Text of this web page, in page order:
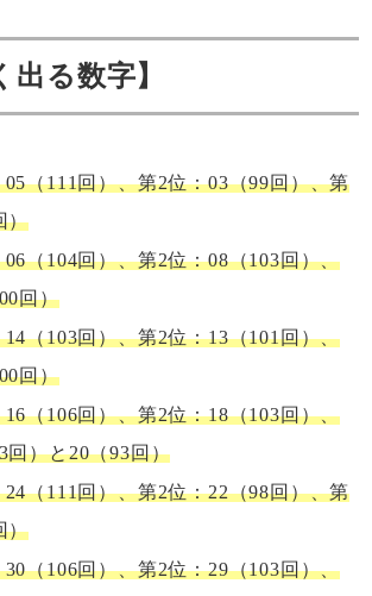
く出る数字】
（111回）、第2位：03（99回）、第
）
（104回）、第2位：08（103回）、
回）
（103回）、第2位：13（101回）、
回）
（106回）、第2位：18（103回）、
回）と20（93回）
（111回）、第2位：22（98回）、第
）
（106回）、第2位：29（103回）、